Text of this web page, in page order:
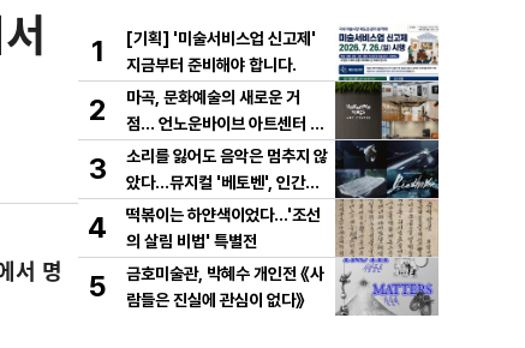
서 명
1
[기획] '미술서비스업 신고제'
지금부터 준비해야 합니다.
2
마곡, 문화예술의 새로운 거
점… 언노운바이브 아트센터 개
관
3
소리를 잃어도 음악은 멈추지 않
았다…뮤지컬 '베토벤', 인간과
예술의 운명을 노래하다!
4
떡볶이는 하얀색이었다...'조선
의 살림 비법' 특별전
5
금호미술관, 박혜수 개인전 《사
람들은 진실에 관심이 없다》